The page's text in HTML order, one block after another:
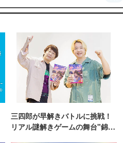
三四郎が早解きバトルに挑戦！
リアル謎解きゲームの舞台"錦糸